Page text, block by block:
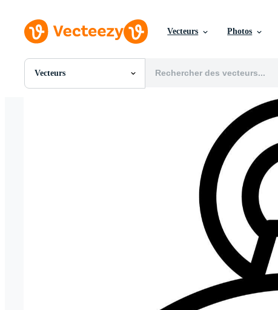
Vecteurs Photos
Vecteurs
Toutes Images